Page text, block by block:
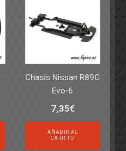
Chasis Nissan R89C
Evo-6
7,35€
AÑADIR AL
CARRITO